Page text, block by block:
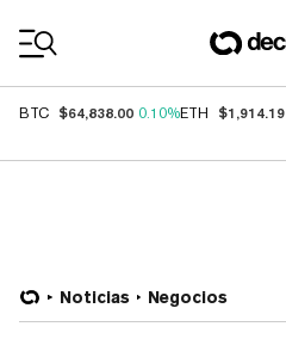
BTC $64,838.00 0.10%ETH $1,914.19
Noticias Negocios